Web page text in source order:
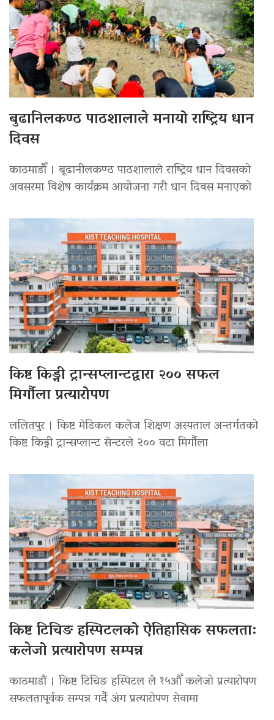
बुढानिलकण्ठ पाठशालाले मनायो राष्ट्रिय धान
दिवस
काठमाडौँ । बूढानीलकण्ठ पाठशालाले राष्ट्रिय धान दिवसको
अवसरमा विशेष कार्यक्रम आयोजना गरी धान दिवस मनाएको
किष्ट किड्नी ट्रान्सप्लान्टद्वारा २०० सफल
मिर्गौला प्रत्यारोपण
ललितपुर । किष्ट मेडिकल कलेज शिक्षण अस्पताल अन्तर्गतको
किष्ट किड्नी ट्रान्सप्लान्ट सेन्टरले २०० वटा मिर्गौला
किष्ट टिचिङ हस्पिटलको ऐतिहासिक सफलता:
कलेजो प्रत्यारोपण सम्पन्न
काठमाडौं । किष्ट टिचिङ हस्पिटल ले १५औँ कलेजो प्रत्यारोपण
सफलतापूर्वक सम्पन्न गर्दै अंग प्रत्यारोपण सेवामा